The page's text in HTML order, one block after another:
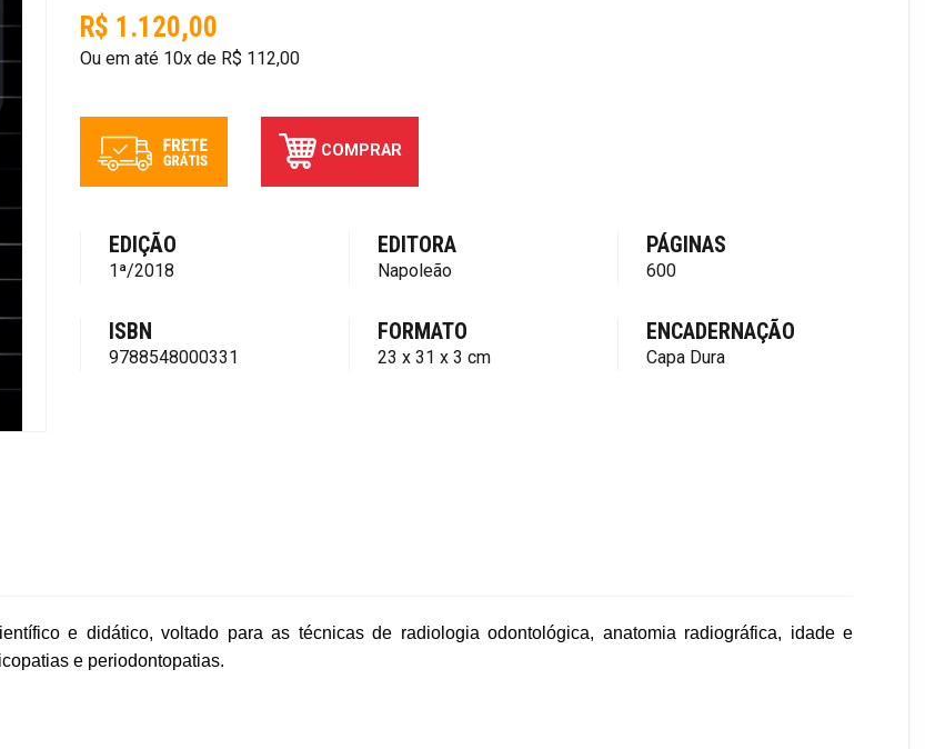
R$ 1.120,00
Ou em até 10x de R$ 112,00
COMPRAR
EDIÇÃO
1ª/2018
EDITORA
Napoleão
PÁGINAS
600
ISBN
9788548000331
FORMATO
23 x 31 x 3 cm
ENCADERNAÇÃO
Capa Dura
e didático, voltado para as técnicas de radiologia odontológica, anatomia radiográfica, idade e
e periodontopatias.